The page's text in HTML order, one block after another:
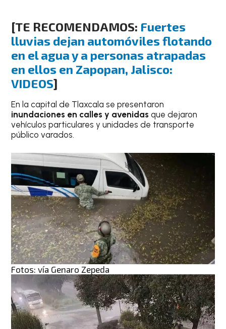
[TE RECOMENDAMOS: Fuertes
lluvias dejan automóviles flotando
en el agua y a personas atrapadas
en ellos en Zapopan, Jalisco:
VIDEOS]
En la capital de Tlaxcala se presentaron
inundaciones en calles y avenidas que dejaron
vehículos particulares y unidades de transporte
público varados.
Fotos: vía Genaro Zepeda